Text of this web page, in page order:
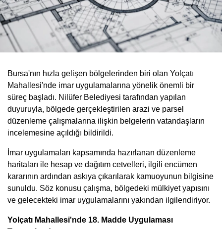
Bursa'nın hızla gelişen bölgelerinden biri olan Yolçatı
Mahallesi'nde imar uygulamalarına yönelik önemli bir
süreç başladı. Nilüfer Belediyesi tarafından yapılan
duyuruyla, bölgede gerçekleştirilen arazi ve parsel
düzenleme çalışmalarına ilişkin belgelerin vatandaşların
incelemesine açıldığı bildirildi.
İmar uygulamaları kapsamında hazırlanan düzenleme
haritaları ile hesap ve dağıtım cetvelleri, ilgili encümen
kararının ardından askıya çıkarılarak kamuoyunun bilgisine
sunuldu. Söz konusu çalışma, bölgedeki mülkiyet yapısını
ve gelecekteki imar uygulamalarını yakından ilgilendiriyor.
Yolçatı Mahallesi'nde 18. Madde Uygulaması